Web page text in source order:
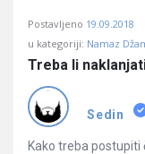
Učene
®
Latest
Pitanja
Postavljeno 19.09.2018
u kategoriji: Namaz
Treba li
Sedin
Kako treba postupiti